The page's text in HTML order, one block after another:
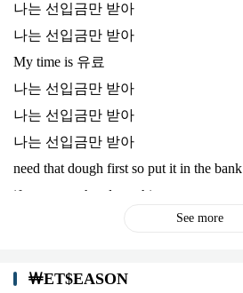
나는 선입금만 받아
나는 선입금만 받아
My time is 유료
나는 선입금만 받아
나는 선입금만 받아
나는 선입금만 받아
need that dough first so put it in the bank
if you want that dope shit
신한은행 110 370 656006에
See more
￦ET$EASON